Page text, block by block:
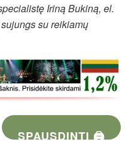
Iriną Bukiną, el.
su reikiamų
SPAUSDINTI 🖨